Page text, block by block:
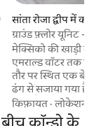
से 4.96, 137 समीक्षाएँ
सांता रोजा द्वीप में
ग्राउंड फ़्लोर यूनिट -
मेक्सिको की खाड़ी के
एमराल्ड वॉटर तक
तौर पर स्थित एक
ढंग से सजाया गया है। यह यूनिट ओकालोसा द्वीप पर
स्थित है, जो रेस्तरां
डेस्टिन से लगभग 6 मील
किफ़ायत ·लोकेशन